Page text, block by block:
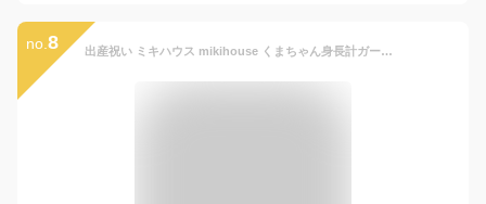
no. 8 出産祝い ミキハウス mikihouse くまちゃん身長計ガーゼバスタオル ベビー用品 ベビー 赤ちゃん 日本製 ギフト お祝い プレゼント ガーゼケット ガーゼ パイル 吸水 速乾 綿100％ おくるみ お昼寝 お風呂 身長計 ビーチタオル 湯上りタオル 湯上げタオル 46-8362-496